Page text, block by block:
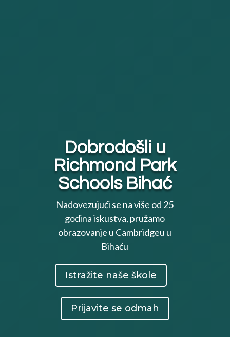
Dobrodošli u
Richmond Park
Schools Bihać
Nadovezujući se na više od 25
godina iskustva, pružamo
obrazovanje u Cambridgeu u
Bihaću
Istražite naše škole
Prijavite se odmah